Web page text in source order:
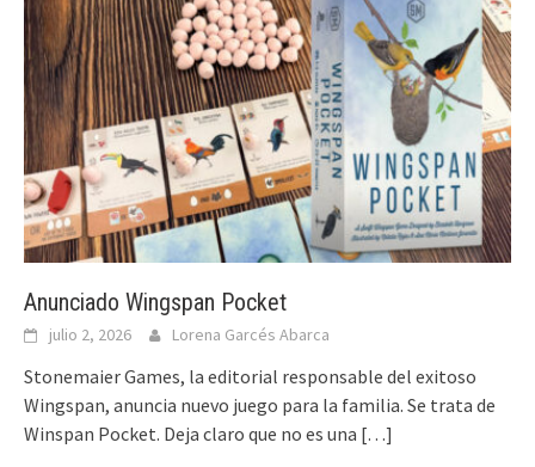
Anunciado Wingspan Pocket
julio 2, 2026 Lorena Garcés Abarca
Stonemaier Games, la editorial responsable del exitoso
Wingspan, anuncia nuevo juego para la familia. Se trata de
Winspan Pocket. Deja claro que no es una […]